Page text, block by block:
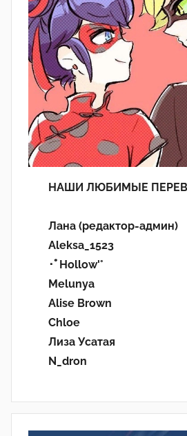
НАШИ ЛЮБИМЫЕ
Лана (редактор-админ)
Aleksa_1523
･ﾟHollow'°
Melunya
Alise Brown
Chloe
Лиза Усатая
N_dron